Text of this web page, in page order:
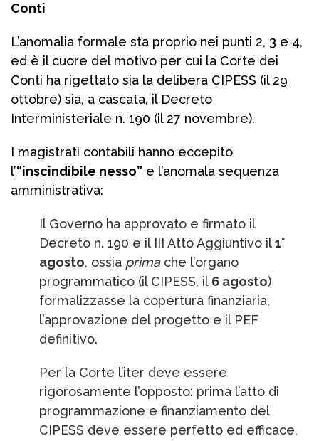
Conti
L’anomalia formale sta proprio nei punti 2, 3 e 4,
ed è il cuore del motivo per cui la Corte dei
Conti ha rigettato sia la delibera CIPESS (il 29
ottobre) sia, a cascata, il Decreto
Interministeriale n. 190 (il 27 novembre).
I magistrati contabili hanno eccepito
l’“inscindibile nesso” e l’anomala sequenza
amministrativa:
Il Governo ha approvato e firmato il
Decreto n. 190 e il III Atto Aggiuntivo il1°
agosto, ossia primache l’organo
programmatico (il CIPESS, il 6 agosto)
formalizzasse la copertura finanziaria,
l’approvazione del progetto e il PEF
definitivo.
Per la Corte l’iter deve essere
rigorosamente l’opposto: prima l’atto di
programmazione e finanziamento del
CIPESS deve essere perfetto ed efficace,